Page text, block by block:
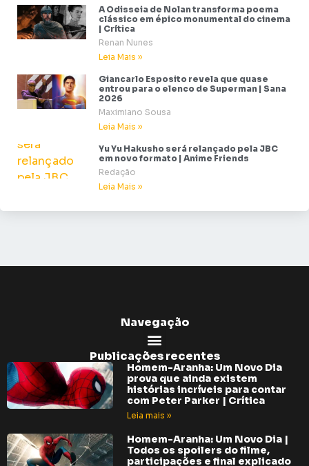
A Odisseia de Nolan transforma poema
clássico em épico monumental do cinema
| Crítica
Renan Nunes
Leia Mais »
Giancarlo Esposito revela que quase
entrou para o elenco de Superman | Sana
2026
Maximiano Sousa
Leia Mais »
Yu Yu Hakusho será relançado pela JBC
em novo formato | Anime Friends
Redação
Leia Mais »
Navegação
Publicações recentes
Homem-Aranha: Um Novo Dia
prova que ainda existem
histórias incríveis para contar
com Peter Parker | Crítica
Leia mais »
Homem-Aranha: Um Novo Dia |
Todos os spoilers do filme,
participações e final explicado